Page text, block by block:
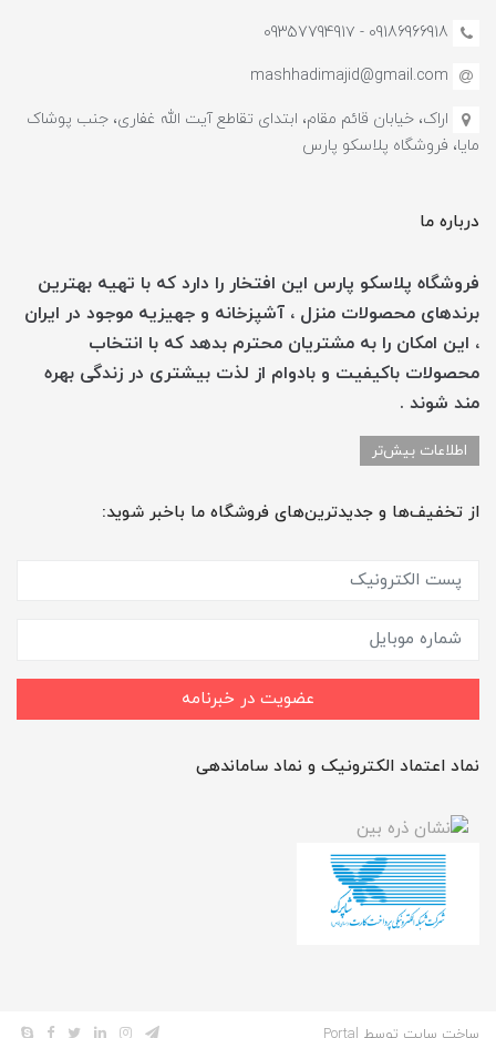
09186966918 - 0935779491۷
mashhadimajid@gmail.com
اراک، خیابان قائم مقام، ابتدای تقاطع آیت الله غفاری، جنب پوشاک
مایا، فروشگاه پلاسکو پارس
درباره ما
فروشگاه پلاسکو پارس این افتخار را دارد که با تهیه بهترین
برندهای محصولات منزل ، آشپزخانه و جهیزیه موجود در ایران
، این امکان را به مشتریان محترم بدهد که با انتخاب
محصولات باکیفیت و بادوام از لذت بیشتری در زندگی بهره
مند شوند .
اطلاعات بیش‌تر
از تخفیف‌ها و جدیدترین‌های فروشگاه ما باخبر شوید:
عضویت در خبرنامه
نماد اعتماد الکترونیک و نماد ساماندهی